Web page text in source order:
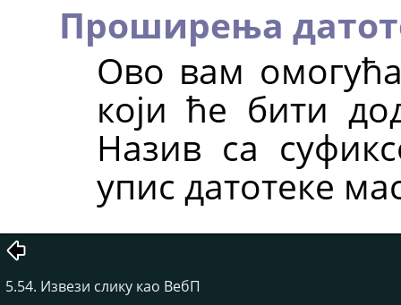
Проширења
Ово вам
који ће бити
Назив са
упис датотеке
5.54. Извези слику као ВебП